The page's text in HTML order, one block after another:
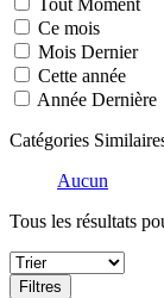
Tout Moment
Ce mois
Mois Dernier
Cette année
Année Dernière
Catégories
Aucun
Tous les résultats
Filtres